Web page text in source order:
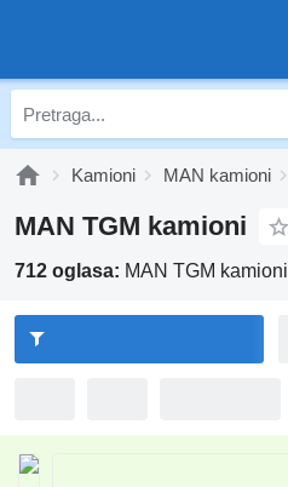
Kamioni MAN kamioni
MAN TGM kamioni
712 oglasa: MAN TGM kamioni